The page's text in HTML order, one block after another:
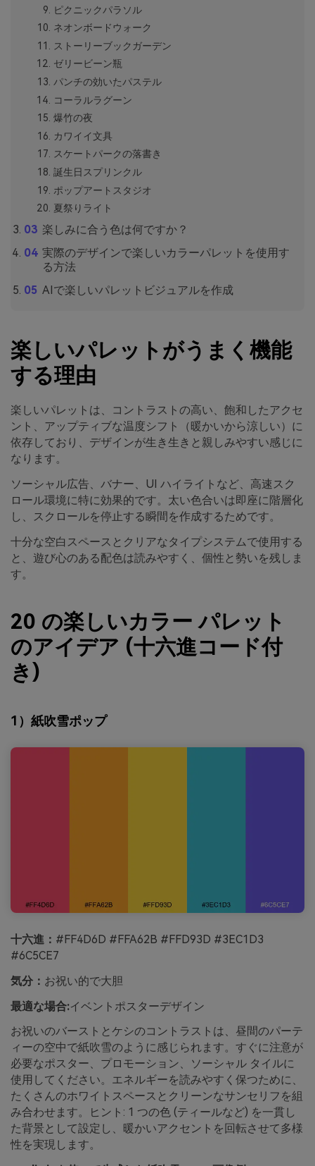
ピクニックパラソル
ネオンボードウォーク
ストーリーブックガーデン
ゼリービーン瓶
パンチの効いたパステル
コーラルラグーン
爆竹の夜
カワイイ文具
スケートパークの落書き
誕生日スプリンクル
ポップアートスタジオ
夏祭りライト
楽しみに合う色は何ですか？
実際のデザインで楽しいカラーパレットを使用す
る方法
AIで楽しいパレットビジュアルを作成
楽しいパレットがうまく機能
する理由
楽しいパレットは、コントラストの高い、飽和したアクセ
ント、アップティブな温度シフト（暖かいから涼しい）に
依存しており、デザインが生き生きと親しみやすい感じに
なります。
ソーシャル広告、バナー、UI ハイライトなど、高速スク
ロール環境に特に効果的です。太い色合いは即座に階層化
し、スクロールを停止する瞬間を作成するためです。
十分な空白スペースとクリアなタイプシステムで使用する
と、遊び心のある配色は読みやすく、個性と勢いを残しま
す。
20 の楽しいカラー パレット
のアイデア (十六進コード付
き)
1）紙吹雪ポップ
十六進： #FF4D6D #FFA62B #FFD93D #3EC1D3
#6C5CE7
気分： お祝い的で大胆
最適な場合:イベントポスターデザイン
お祝いのバーストとケシのコントラストは、昼間のパーテ
ィーの空中で紙吹雪のように感じられます。すぐに注意が
必要なポスター、プロモーション、ソーシャル タイルに
使用してください。エネルギーを読みやすく保つために、
たくさんのホワイトスペースとクリーンなサンセリフを組
み合わせます。ヒント: 1 つの色 (ティールなど) を一貫し
た背景として設定し、暖かいアクセントを回転させて多様
性を実現します。